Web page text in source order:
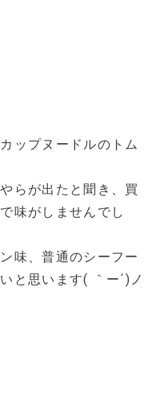
ップヌードルのトム
らが出たと聞き、買
味がしませんでし
味、普通のシーフー
と思います( ｀ー´)ノ